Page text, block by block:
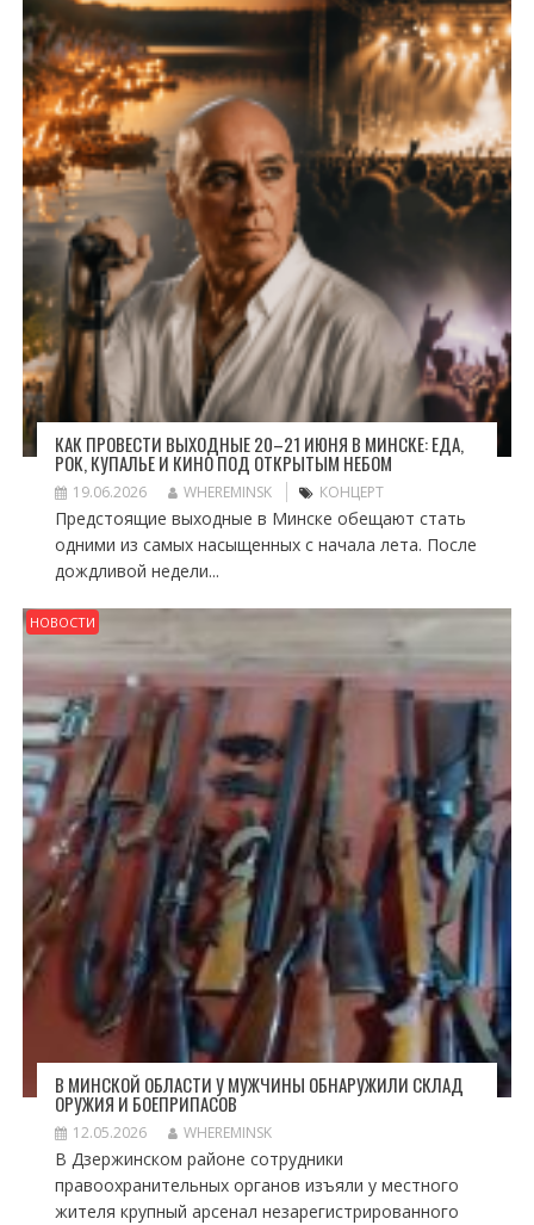
КАК ПРОВЕСТИ ВЫХОДНЫЕ 20–21 ИЮНЯ В МИНСКЕ: ЕДА,
РОК, КУПАЛЬЕ И КИНО ПОД ОТКРЫТЫМ НЕБОМ
19.06.2026 WHEREMINSK КОНЦЕРТ
Предстоящие выходные в Минске обещают стать
одними из самых насыщенных с начала лета. После
дождливой недели...
НОВОСТИ
В МИНСКОЙ ОБЛАСТИ У МУЖЧИНЫ ОБНАРУЖИЛИ СКЛАД
ОРУЖИЯ И БОЕПРИПАСОВ
12.05.2026 WHEREMINSK
В Дзержинском районе сотрудники
правоохранительных органов изъяли у местного
жителя крупный арсенал незарегистрированного